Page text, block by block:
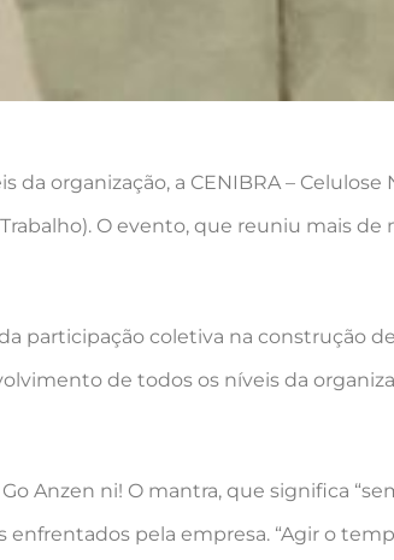
organização, a CENIBRA – Celulose
O evento, que reuniu mais
participação coletiva na construção
de todos os níveis da
Anzen ni! O mantra, que significa
pela empresa. “Agir o